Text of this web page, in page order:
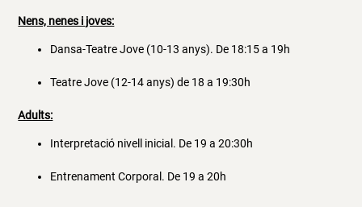
Nens, nenes i joves:
Dansa-Teatre Jove (10-13 anys). De 18:15 a 19h
Teatre Jove (12-14 anys) de 18 a 19:30h
Adults:
Interpretació nivell inicial. De 19 a 20:30h
Entrenament Corporal. De 19 a 20h